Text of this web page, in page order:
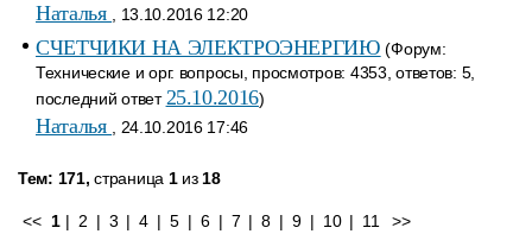
Наталья , 13.10.2016 12:20
СЧЕТЧИКИ НА ЭЛЕКТРОЭНЕРГИЮ (Форум:
Технические и орг. вопросы, просмотров: 4353, ответов: 5,
последний ответ25.10.2016)
Наталья , 24.10.2016 17:46
Тем: 171, страница 1из 18
<< 1 | 2 | 3 | 4 | 5 | 6 | 7 | 8 | 9 | 10 | 11 >>